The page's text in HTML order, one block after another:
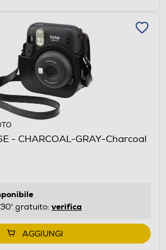
- CHARCOAL-GRAY-Charcoal
gratuito: verifica
AGGIUNGI